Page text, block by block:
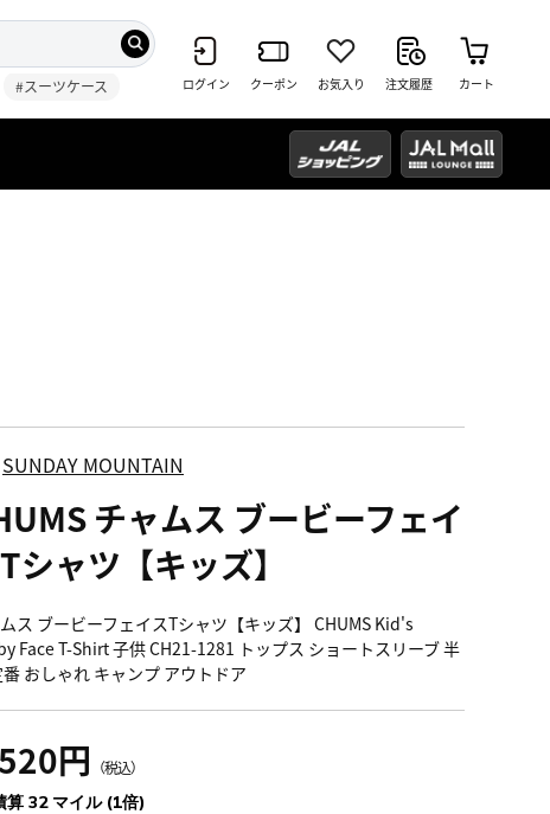
#スーツケース ログイン クーポン お気入り 注文履歴 カート
SUNDAY MOUNTAIN
チャムス ブービーフェイ
シャツ【キッズ】
ス ブービーフェイスTシャツ【キッズ】 CHUMS Kid's
Face T-Shirt 子供 CH21-1281 トップス ショートスリーブ 半
おしゃれ キャンプ アウトドア
円 （税込）
算 32 マイル (1倍)